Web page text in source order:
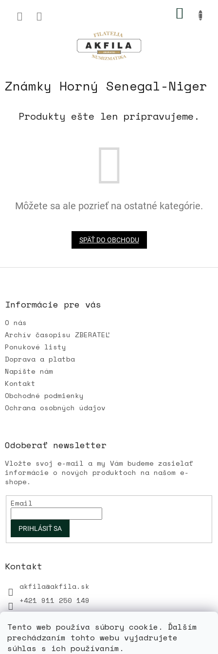
Tento web používa súbory cookie. Ďalším
prechádzaním tohto webu vyjadrujete
súhlas s ich používaním.
obsah
Známky Horný Senegal-Niger
Produkty ešte len pripravujeme.
Môžete sa ale pozrieť na ostatné kategórie.
SPÄŤ DO OBCHODU
Z
i
e
Informácie pre vás
O nás
Archív časopisu ZBERATEĽ
Ponukové listy
Doprava a platba
Napíšte nám
Kontakt
Obchodné podmienky
Ochrana osobných údajov
Odoberať newsletter
Vložte svoj e-mail a my Vám budeme zasielať
informácie o nových produktoch na našom e-
shope.
Email
PRIHLÁSIŤ SA
Kontakt
akfila@akfila.sk
+421 911 250 149